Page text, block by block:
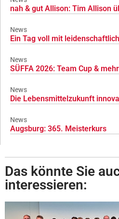
nah & gut Allison: Tim Allison
News
Ein Tag voll mit
News
SÜFFA 2026: Team Cup & mehr
News
Die Lebensmittelzukunft
News
Augsburg: 365. Meisterkurs
Das könnte Sie
interessieren: